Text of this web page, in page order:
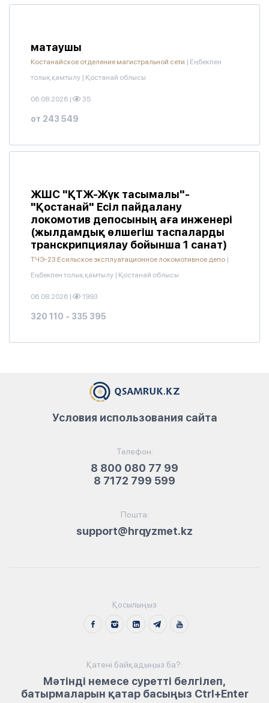
матаушы
Костанайское отделение магистральной сети | Еңбекпен
толық қамтылу | Қостанай облысы
06.08.2026 | 35
от 243 549
ЖШС "ҚТЖ-Жүк тасымалы"-
"Қостанай" Есіл пайдалану
локомотив депосының аға инженері
(жылдамдық өлшегіш таспаларды
транскрипциялау бойынша 1 санат)
ТЧЭ-23 Есильское эксплуатационное локомотивное депо |
Еңбекпен толық қамтылу | Қостанай облысы
06.08.2026 | 1993
320 110 - 335 395
Телефон:
8 800 080 77 99
8 7172 799 599
Пошта:
support@hrqyzmet.kz
Условия использования сайта
Қосылыңыз
Қатені байқадыңыз ба?:
Мәтінді немесе суретті белгілеп,
батырмаларын қатар басыңыз Ctrl+Enter